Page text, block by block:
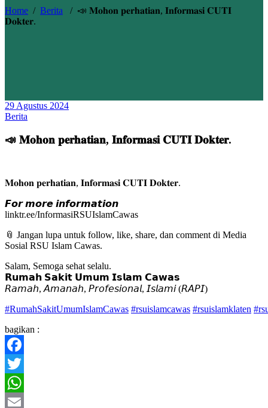
Home / Berita / 📣 𝐌𝐨𝐡𝐨𝐧 𝐩𝐞𝐫𝐡𝐚𝐭𝐢𝐚𝐧, 𝐈𝐧𝐟𝐨𝐫𝐦𝐚𝐬𝐢 𝐂𝐔𝐓𝐈
𝐃𝐨𝐤𝐭𝐞𝐫.
29 Agustus 2024
Berita
📣 𝐌𝐨𝐡𝐨𝐧 𝐩𝐞𝐫𝐡𝐚𝐭𝐢𝐚𝐧, 𝐈𝐧𝐟𝐨𝐫𝐦𝐚𝐬𝐢 𝐂𝐔𝐓𝐈 𝐃𝐨𝐤𝐭𝐞𝐫.
𝐌𝐨𝐡𝐨𝐧 𝐩𝐞𝐫𝐡𝐚𝐭𝐢𝐚𝐧, 𝐈𝐧𝐟𝐨𝐫𝐦𝐚𝐬𝐢 𝐂𝐔𝐓𝐈 𝐃𝐨𝐤𝐭𝐞𝐫.
𝙁𝙤𝙧 𝙢𝙤𝙧𝙚 𝙞𝙣𝙛𝙤𝙧𝙢𝙖𝙩𝙞𝙤𝙣
linktr.ee/InformasiRSUIslamCawas
📎 Jangan lupa untuk follow, like, share, dan comment di Media
Sosial RSU Islam Cawas.
Salam, Semoga sehat selalu.
𝗥𝘂𝗺𝗮𝗵 𝗦𝗮𝗸𝗶𝘁 𝗨𝗺𝘂𝗺 𝗜𝘀𝗹𝗮𝗺 𝗖𝗮𝘄𝗮𝘀
𝘙𝘢𝘮𝘢𝘩, 𝘈𝘮𝘢𝘯𝘢𝘩, 𝘗𝘳𝘰𝘧𝘦𝘴𝘪𝘰𝘯𝘢𝘭, 𝘐𝘴𝘭𝘢𝘮𝘪 (𝘙𝘈𝘗𝘐)
#RumahSakitUmumIslamCawas #rsuislamcawas #rsuislamklaten
bagikan :
Facebook
Twitter
WhatsApp